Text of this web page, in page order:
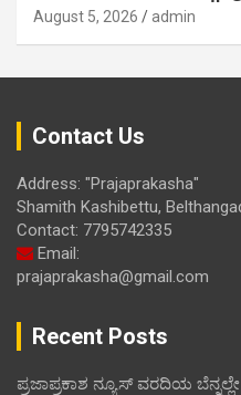
August 5, 2026 admin
Contact Us
Address: "Prajaprakasha"
Shamith Kashibettu,
Contact: 7795742335
Email:
prajaprakasha@gmail.com
Recent Posts
ಪ್ರಜಾಪ್ರಕಾಶ ನ್ಯೂಸ್ ವರದಿಯ